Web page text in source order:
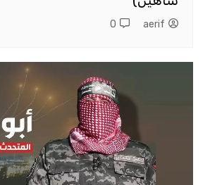
aerif
0